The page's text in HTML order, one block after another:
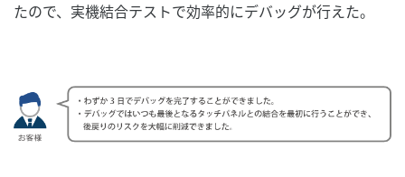
たので、実機結合テストで効率的にデバッグが行えた。